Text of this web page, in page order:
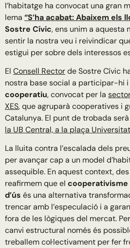
l’habitatge ha convocat una gran
lema “S’ha acabat: Abaixem els
Sostre Cívic, ens unim a aquesta
sentir la nostra veu i reivindicar
estigui per sobre dels interessos
El Consell Rectorde Sostre Cívic
nostra base social a participar-hi
cooperatiu, convocat per la
XES, que agruparà cooperatives i
Catalunya. El punt de trobada
la UB Central, a la plaça Universitat
La lluita contra l’escalada dels
per avançar cap a un model
assequible. En aquest context,
reafirmem que el cooperativisme
d’ús és una alternativa
trencar amb l’especulació i a
fora de les lògiques del mercat.
canvi estructural només és
treballem col·lectivament per fer